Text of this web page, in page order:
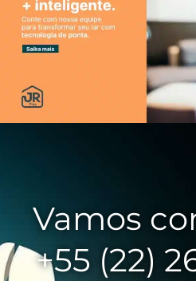
Vamos
+55 (22)